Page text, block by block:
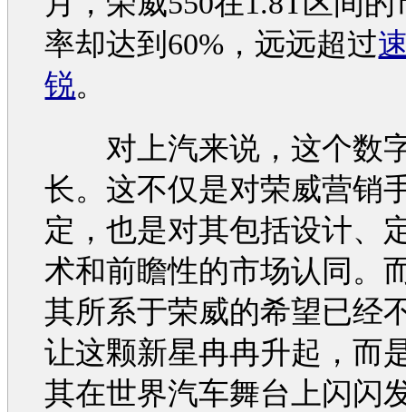
率却达到60%，远远超过
锐。
对上汽来说，这个数
长。这不仅是对荣威营销
定，也是对其包括设计、
术和前瞻性的市场认同。
其所系于荣威的希望已经
让这颗新星冉冉升起，而
其在世界汽车舞台上闪闪